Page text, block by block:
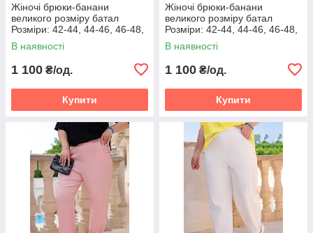
Жіночі брюки-банани
великого розміру батал
Розміри: 42-44, 44-46, 46-48,
48-50, 50-52, 52-54, 54-56
,56-58
В наявності
1 100 ₴/од.
Купити
Жіночі брюки-банани
великого розміру батал
Розміри: 42-44, 44-46, 46-48,
48-50, 50-52, 52-54, 54-56
,56-58
В наявності
1 100 ₴/од.
Купити